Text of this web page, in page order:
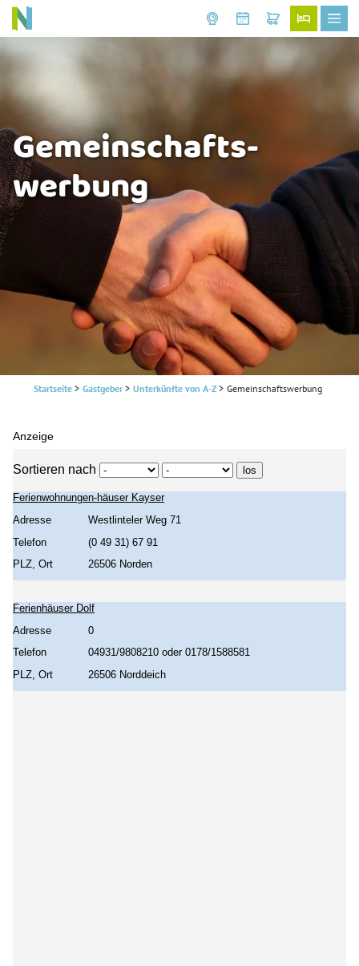
Gemeinschafts-
werbung
Startseite > Gastgeber > Unterkünfte von A-Z > Gemeinschaftswerbung
Anzeige